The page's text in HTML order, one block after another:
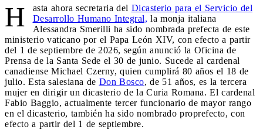
H asta ahora secretaria del Dicasterio para el Servicio del
Desarrollo Humano Integral, la monja italiana
Alessandra Smerilli ha sido nombrada prefecta de este
ministerio vaticano por el Papa León XIV, con efecto a partir
del 1 de septiembre de 2026, según anunció la Oficina de
Prensa de la Santa Sede el 30 de junio. Sucede al cardenal
canadiense Michael Czerny, quien cumplirá 80 años el 18 de
julio. Esta salesiana de Don Bosco, de 51 años, es la tercera
mujer en dirigir un dicasterio de la Curia Romana. El cardenal
Fabio Baggio, actualmente tercer funcionario de mayor rango
en el dicasterio, también ha sido nombrado proprefecto, con
efecto a partir del 1 de septiembre.